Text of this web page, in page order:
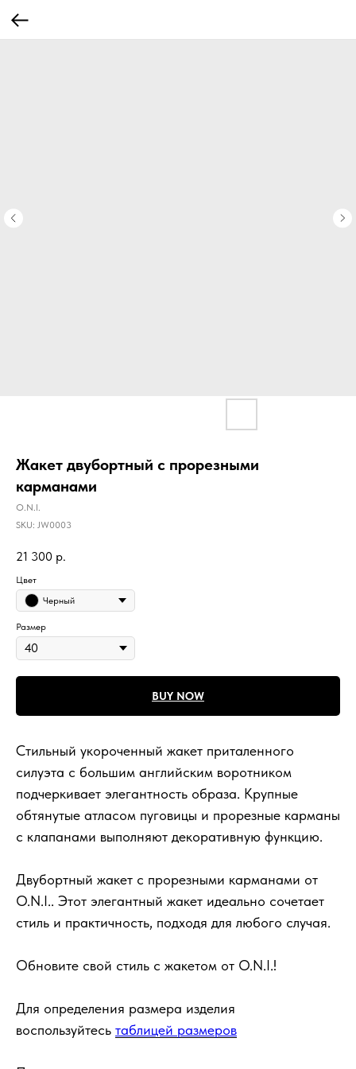
Жакет двубортный с прорезными
карманами
O.N.I.
SKU: JW0003
21 300 р.
Цвет
Черный
Размер
BUY NOW
Стильный укороченный жакет приталенного
силуэта с большим английским воротником
подчеркивает элегантность образа. Крупные
обтянутые атласом пуговицы и прорезные карманы
с клапанами выполняют декоративную функцию.
Двубортный жакет с прорезными карманами от
O.N.I.. Этот элегантный жакет идеально сочетает
стиль и практичность, подходя для любого случая.
Обновите свой стиль с жакетом от O.N.I.!
Для определения размера изделия
воспользуйтесь таблицей размеров